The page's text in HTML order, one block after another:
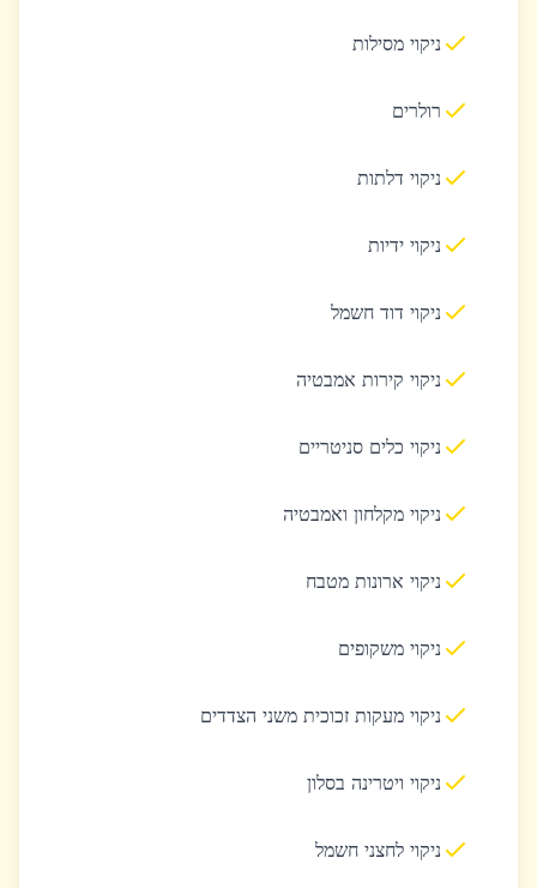
ניקוי מסילות
רולרים
ניקוי דלתות
ניקוי ידיות
ניקוי דוד חשמל
ניקוי קירות אמבטיה
ניקוי כלים סניטריים
ניקוי מקלחון ואמבטיה
ניקוי ארונות מטבח
ניקוי משקופים
ניקוי מעקות זכוכית משני הצדדים
ניקוי ויטרינה בסלון
ניקוי לחצני חשמל